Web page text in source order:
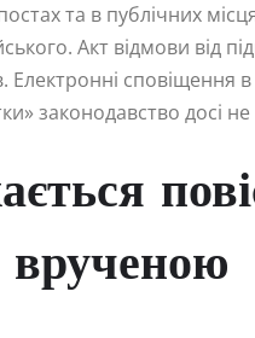
та в публічних
Акт відмови від
Електронні
законодавство